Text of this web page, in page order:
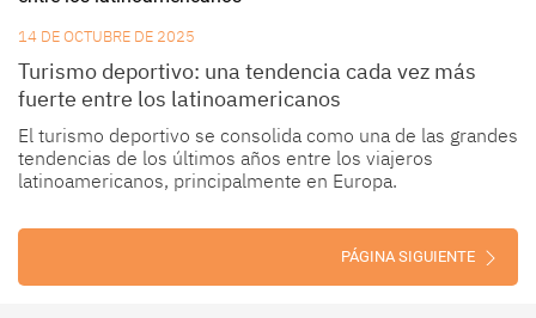
14 DE OCTUBRE DE 2025
Turismo deportivo: una tendencia cada vez más
fuerte entre los latinoamericanos
El turismo deportivo se consolida como una de las grandes
tendencias de los últimos años entre los viajeros
latinoamericanos, principalmente en Europa.
PÁGINA SIGUIENTE